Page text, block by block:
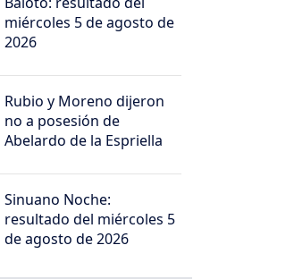
miércoles 5 de agosto de
2026
Rubio y Moreno dijeron
no a posesión de
Abelardo de la Espriella
Sinuano Noche:
resultado del miércoles 5
de agosto de 2026